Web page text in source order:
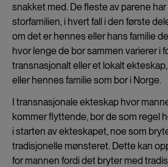
snakket med. De fleste av parene
storfamilien, i hvert fall i den første
om det er hennes eller hans familie
hvor lenge de bor sammen varierer i
transnasjonalt eller et lokalt
eller hennes familie som bor i Norge.
I transnasjonale ekteskap hvor
kommer flyttende, bor de som regel
i starten av ekteskapet, noe som
tradisjonelle mønsteret. Dette kan
for mannen fordi det bryter med